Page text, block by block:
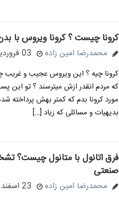
کرونا چیست ؟ کرونا ویروس با
محمدرضا امین زاده 03 فروردین 1399
کرونا چیه ؟ این ویروس عجیب و غریب
که مردم انقدر ازش میترسند ؟ تو این
مورد کرونا بدم که کمتر بهش پرداخته
بدیهیات و مسائلی که زیاد […]
فرق اتانول با متانول چیست؟
صنعتی
محمدرضا امین زاده 23 اسفند 1398